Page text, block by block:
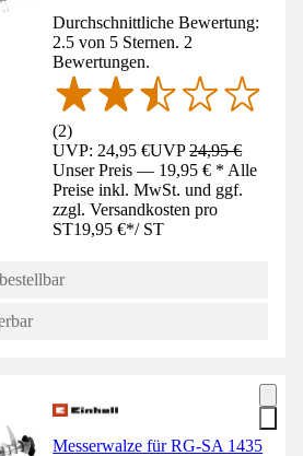
Durchschnittliche Bewertung:
2.5 von 5 Sternen. 2
Bewertungen.
(2)
UVP: 24,95 €UVP24,95 €
Unser Preis — 19,95 € * Alle
Preise inkl. MwSt. und ggf.
zzgl. Versandkosten pro
ST19,95 €*/ ST
Messerwalze für RG-SA 1435